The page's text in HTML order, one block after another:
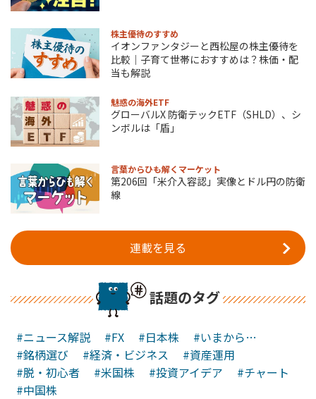
株主優待のすすめ
イオンファンタジーと西松屋の株主優待を
比較｜子育て世帯におすすめは？株価・配
当も解説
魅惑の海外ETF
グローバルX 防衛テックETF（SHLD）、シ
ンボルは「盾」
言葉からひも解くマーケット
第206回「米介入容認」実像とドル円の防衛
線
連載を見る
話題のタグ
#ニュース解説 #FX #日本株
#いまから…
#銘柄選び
#経済・ビジネス
#資産運用
#脱・初心者
#米国株 #投資アイデア
#チャート
#中国株